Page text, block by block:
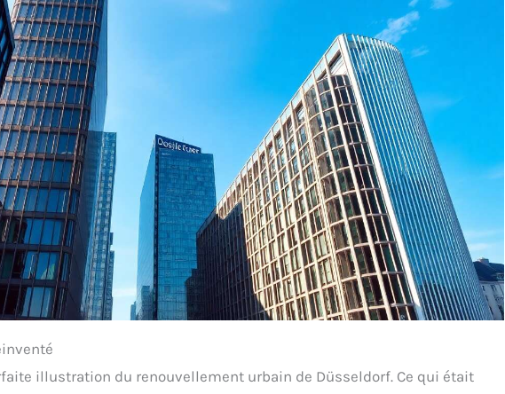
illustration du renouvellement urbain de Düsseldorf. Ce qui était